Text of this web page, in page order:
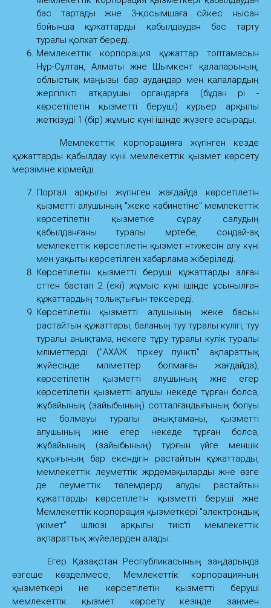
бас тартады және 3-қосымшаға сәйкес нысан
бойынша құжаттарды қабылдаудан бас тарту
туралы қолхат береді.
Мемлекеттік корпорация құжаттар топтамасын
Нұр-Сұлтан, Алматы және Шымкент қалаларының,
облыстық маңызы бар аудандар мен қалалардың
жергілікті атқарушы органдарға (бұдан әрі -
көрсетілетін қызметті беруші) курьер арқылы
жеткізуді 1 (бір) жұмыс күні ішінде жүзеге асырады.
Мемлекеттік корпорацияға жүгінген кезде
құжаттарды қабылдау күні мемлекеттік қызмет көрсету
мерзіміне кірмейді.
Портал арқылы жүгінген жағдайда көрсетілетін
қызметті алушының "жеке кабинетіне" мемлекеттік
көрсетілетін қызметке сұрау салудың
қабылданғаны туралы мәртебе, сондай-ақ
мемлекеттік көрсетілетін қызмет нәтижесін алу күні
мен уақыты көрсетілген хабарлама жіберіледі.
Көрсетілетін қызметті беруші құжаттарды алған
сәттен бастап 2 (екі) жұмыс күні ішінде ұсынылған
құжаттардың толықтығын тексереді.
Көрсетілетін қызметті алушының жеке басын
растайтын құжаттары, баланың туу туралы куәлігі, туу
туралы анықтама, некеге тұру туралы куәлік туралы
мәліметтерді ("АХАЖ тіркеу пункті" ақпараттық
жүйесінде мәліметтер болмаған жағдайда),
көрсетілетін қызметті алушының және егер
көрсетілетін қызметті алушы некеде тұрған болса,
жұбайының (зайыбының) сотталғандығының болуы
не болмауы туралы анықтаманы, қызметті
алушының және егер некеде тұрған болса,
жұбайының (зайыбының) тұрғын үйге меншік
құқығының бар екендігін растайтын құжаттарды,
мемлекеттік әлеуметтік жәрдемақыларды және өзге
де әлеуметтік төлемдерді алуды растайтын
құжаттарды көрсетілетін қызметті беруші және
Мемлекеттік корпорация қызметкері "электрондық
үкімет" шлюзі арқылы тиісті мемлекеттік
ақпараттық жүйелерден алады.
Егер Қазақстан Республикасының заңдарында
өзгеше көзделмесе, Мемлекеттік корпорацияның
қызметкері не көрсетілетін қызметті беруші
мемлекеттік қызмет көрсету кезінде заңмен